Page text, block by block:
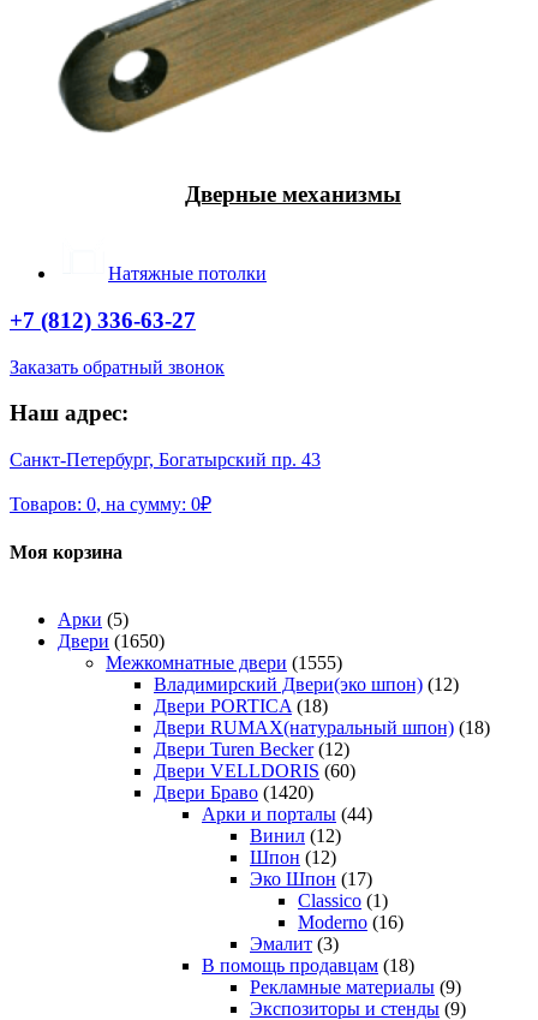
Дверные механизмы
Натяжные потолки
+7 (812) 336-63-27
Заказать обратный звонок
Наш адрес:
Санкт-Петербург, Богатырский пр. 43
Товаров: 0, на сумму: 0₽
Моя корзина
Арки (5)
Двери (1650)
Межкомнатные двери (1555)
Владимирский Двери(эко шпон) (12)
Двери PORTICA (18)
Двери RUMAX(натуральный шпон) (18)
Двери Turen Becker (12)
Двери VELLDORIS (60)
Двери Браво (1420)
Арки и порталы (44)
Винил (12)
Шпон (12)
Эко Шпон (17)
Classico (1)
Moderno (16)
Эмалит (3)
В помощь продавцам (18)
Рекламные материалы (9)
Экспозиторы и стенды (9)